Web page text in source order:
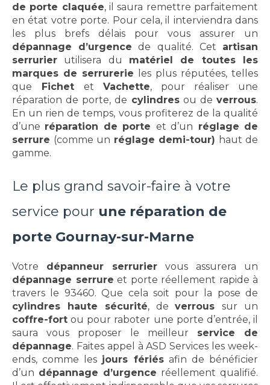
de porte claquée, il saura remettre parfaitement
en état votre porte. Pour cela, il interviendra dans
les plus brefs délais pour vous assurer un
dépannage d’urgence de qualité. Cet artisan
serrurier utilisera du matériel de toutes les
marques de serrurerie les plus réputées, telles
que Fichet et Vachette, pour réaliser une
réparation de porte, de cylindresou deverrous.
En un rien de temps, vous profiterez de la qualité
d’une réparation de porte et d’un réglage de
serrure (comme un réglage demi-tour) haut de
gamme.
Le plus grand savoir-faire à votre
service pour une réparation de
porte Gournay-sur-Marne
Votre dépanneur serrurier vous assurera un
dépannage serrure et porte réellement rapide à
travers le 93460. Que cela soit pour la pose de
cylindres haute sécurité, deverroussur un
coffre-fort ou pour raboter une porte d’entrée, il
saura vous proposer le meilleur service de
dépannage. Faites appel à ASD Services les week-
ends, comme les jours fériésafin de bénéficier
d’un dépannage d’urgence réellement qualifié.